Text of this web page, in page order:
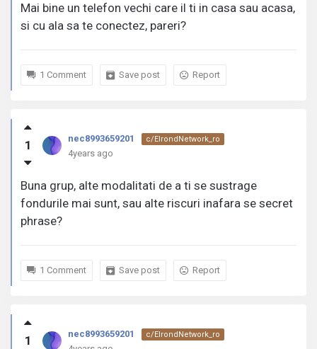
Mai bine un telefon vechi care il ti in casa sau acasa,
si cu ala sa te conectez, pareri?
1 Comment Save post Report
1 nec8993659201 c/ElrondNetwork_ro
4years ago
Buna grup, alte modalitati de a ti se sustrage
fondurile mai sunt, sau alte riscuri inafara se secret
phrase?
1 Comment Save post Report
1 nec8993659201 c/ElrondNetwork_ro